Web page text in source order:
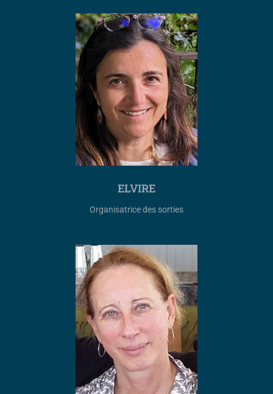
ELVIRE
Organisatrice des sorties